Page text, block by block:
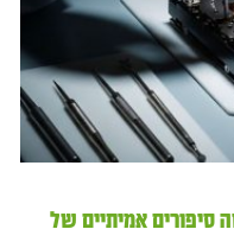
סיפורים אמיתיים של